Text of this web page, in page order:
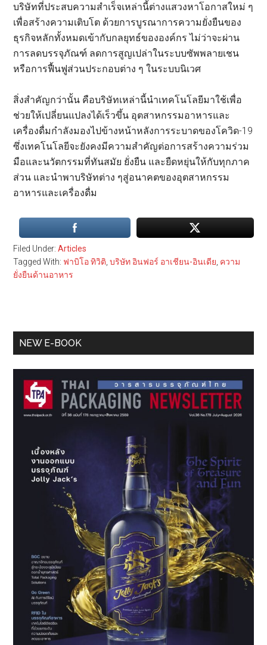
บริษัทที่ประสบความสำเร็จเหล่านี้ต่างแสวงหาโอกาสใหม่ ๆ
เพื่อสร้างความเติบโต ด้วยการบูรณาการความยั่งยืนของ
ธุรกิจหลักทั้งหมดเข้ากับกลยุทธ์ขององค์กร ไม่ว่าจะผ่าน
การลดบรรจุภัณฑ์ ลดการสูญเปล่าในระบบซัพพลายเชน
หรือการฟื้นฟูส่วนประกอบต่าง ๆ ในระบบนิเวศ
สิ่งสำคัญกว่านั้น คือบริษัทเหล่านี้นำเทคโนโลยีมาใช้เพื่อ
ช่วยให้เปลี่ยนแปลงได้เร็วขึ้น อุตสาหกรรมอาหารและ
เครื่องดื่มกำลังมองไปข้างหน้าหลังการระบาดของโควิด-19
ซึ่งเทคโนโลยีจะยังคงมีความสำคัญต่อการสร้างความร่วม
มือและนวัตกรรมที่ทันสมัย ยั่งยืน และยืดหยุ่นให้กับทุกภาค
ส่วน และนำพาบริษัทต่าง ๆสู่อนาคตของอุตสาหกรรม
อาหารและเครื่องดื่ม
Filed Under:Articles
Tagged With: ฟาบิโอ ทิวิติ ,บริษัท อินฟอร์ อาเชียน-อินเดีย ความ
ยั่งยืนด้านอาหาร
Primary
NEW E-BOOK